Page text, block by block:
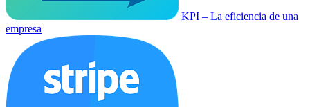
KPI – La eficiencia de una
empresa